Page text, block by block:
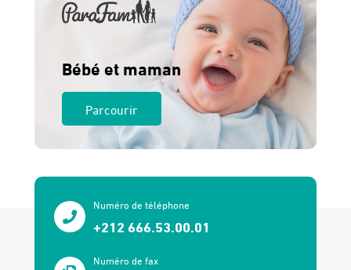
Bébé et maman
Parcourir
Numéro de téléphone
+212 666.53.00.01
Numéro de fax